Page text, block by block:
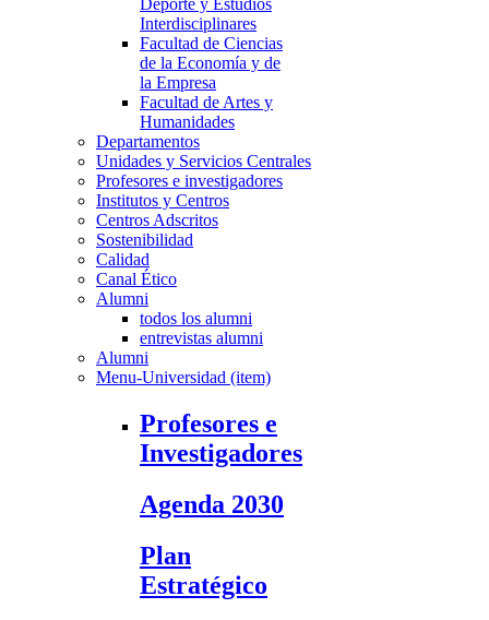
Deporte y Estudios
Interdisciplinares
Facultad de Ciencias
de la Economía y de
la Empresa
Facultad de Artes y
Humanidades
Departamentos
Unidades y Servicios Centrales
Profesores e investigadores
Institutos y Centros
Centros Adscritos
Sostenibilidad
Calidad
Canal Ético
Alumni
todos los alumni
entrevistas alumni
Alumni
Menu-Universidad (item)
Profesores e
Investigadores
Agenda 2030
Plan
Estratégico